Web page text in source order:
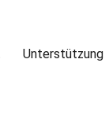
Unterstützung